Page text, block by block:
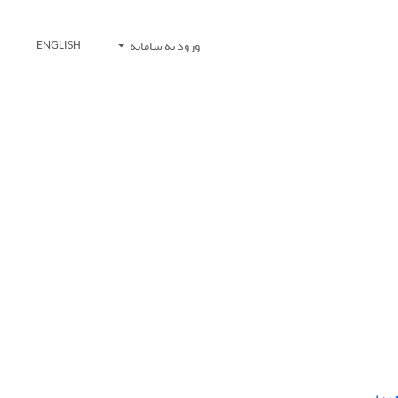
ورود به سامانه ENGLISH